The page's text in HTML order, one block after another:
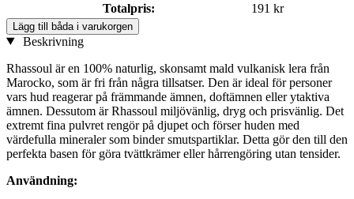
Totalpris:
191 kr
Lägg till båda i varukorgen
Beskrivning
Rhassoul är en 100% naturlig, skonsamt mald vulkanisk lera från
Marocko, som är fri från några tillsatser. Den är ideal för personer
vars hud reagerar på främmande ämnen, doftämnen eller ytaktiva
ämnen. Dessutom är Rhassoul miljövänlig, dryg och prisvänlig. Det
extremt fina pulvret rengör på djupet och förser huden med
värdefulla mineraler som binder smutspartiklar. Detta gör den till den
perfekta basen för göra tvättkrämer eller hårrengöring utan tensider.
Användning: